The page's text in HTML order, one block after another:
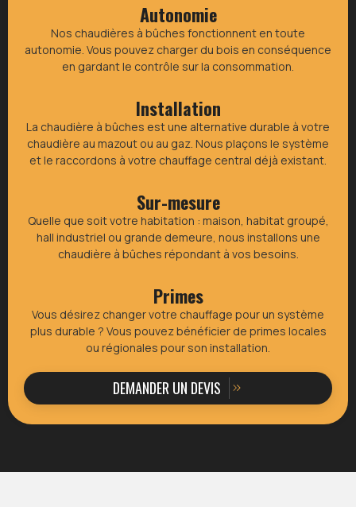
Autonomie
Nos chaudières à bûches fonctionnent en toute
autonomie. Vous pouvez charger du bois en conséquence
en gardant le contrôle sur la consommation.
Installation
La chaudière à bûches est une alternative durable à votre
chaudière au mazout ou au gaz. Nous plaçons le système
et le raccordons à votre chauffage central déjà existant.
Sur-mesure
Quelle que soit votre habitation : maison, habitat groupé,
hall industriel ou grande demeure, nous installons une
chaudière à bûches répondant à vos besoins.
Primes
Vous désirez changer votre chauffage pour un système
plus durable ? Vous pouvez bénéficier de primes locales
ou régionales pour son installation.
DEMANDER UN DEVIS